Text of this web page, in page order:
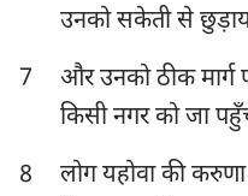
हबक्कूक
हाग्गै
उनको सकेती से
7
और उनको ठीक मार्ग
किसी नगर को जा
8
लोग यहोवा की